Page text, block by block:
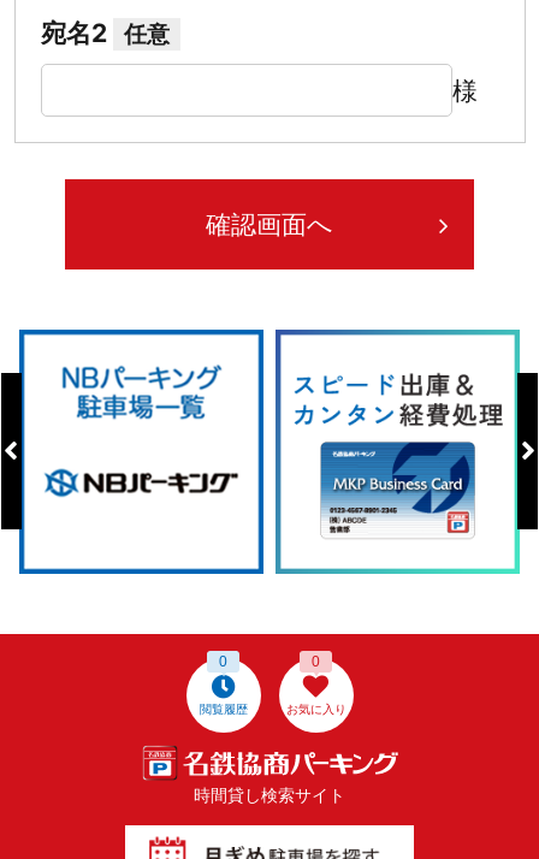
宛名2 任意
様
閲覧履歴
0
お気に入り
0
時間貸し検索サイト